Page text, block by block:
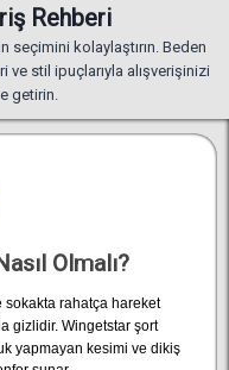
Rehberi
seçimini kolaylaştırın. Beden
stil ipuçlarıyla alışverişinizi
getirin.
Olmalı?
sokakta rahatça hareket
gizlidir. Wingetstar şort
yapmayan kesimi ve dikiş